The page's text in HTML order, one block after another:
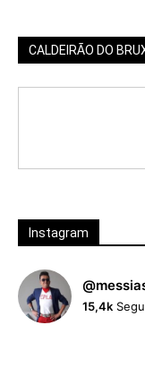
CALDEIRÃO DO
Instagram
15,4k